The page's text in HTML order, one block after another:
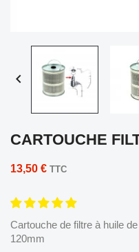

CARTOUCHE
13,50 € TTC
Cartouche de filtre à huile
120mm